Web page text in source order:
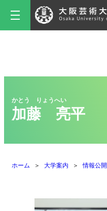
加藤 亮平
かとう りょうへい
ホーム 大学案内 情報公開